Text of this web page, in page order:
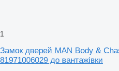
1
Замок дверей MAN Body &
81971006029 до вантажівки